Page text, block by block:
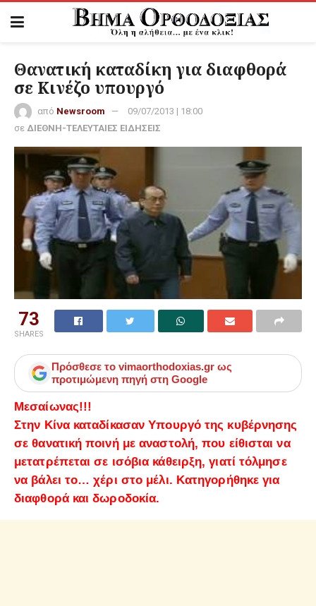
Θανατική καταδίκη για διαφθορά
σε Κινέζο υπουργό
από Newsroom
09/07/2013 | 18:00
σε ΔΙΕΘΝΗ-ΤΕΛΕΥΤΑΙΕΣ ΕΙΔΗΣΕΙΣ
73
SHARES
Πρόσθεσε το vimaorthodoxias.gr ως
προτιμώμενη πηγή στη Google
Μεσαίωνας!!!
Στην Κίνα καταδίκασαν Υπουργό της κυβέρνησης
σε θανατική ποινή με αναστολή, που είθισται να
μετατρέπεται σε ισόβια κάθειρξη, γιατί τόλμησε
να βάλει το… χέρι στο μέλι. Κατηγορήθηκε για
διαφθορά και δωροδοκία.